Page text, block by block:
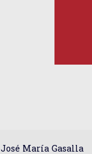
José María Gasalla